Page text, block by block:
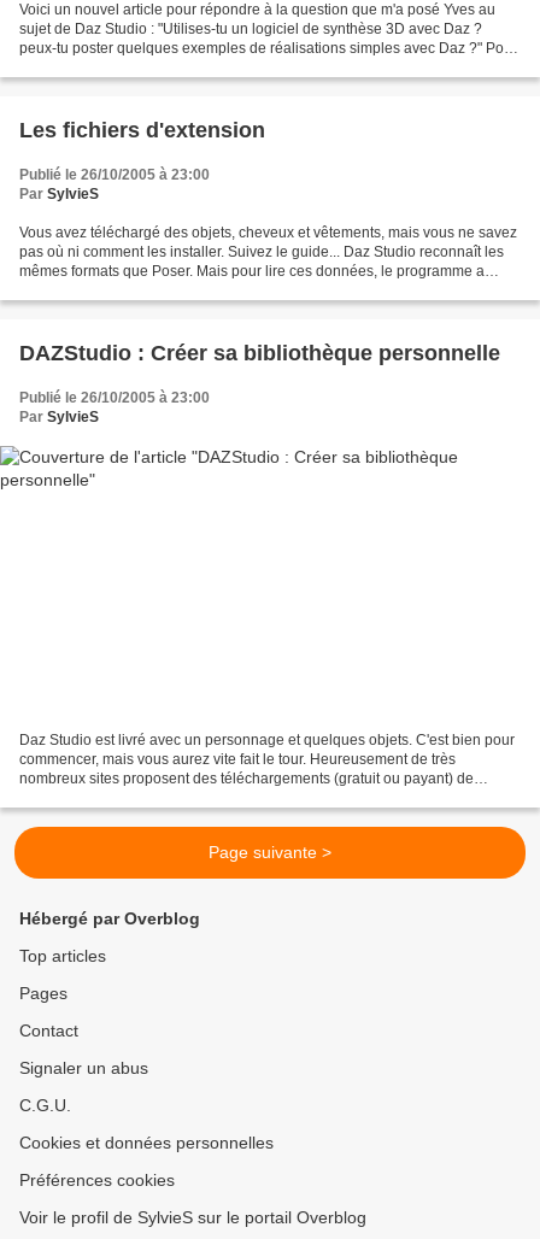
Voici un nouvel article pour répondre à la question que m'a posé Yves au
sujet de Daz Studio : "Utilises-tu un logiciel de synthèse 3D avec Daz ?
peux-tu poster quelques exemples de réalisations simples avec Daz ?" Pour
Les fichiers d'extension
Publié le 26/10/2005 à 23:00
Par SylvieS
Vous avez téléchargé des objets, cheveux et vêtements, mais vous ne savez
pas où ni comment les installer. Suivez le guide... Daz Studio reconnaît les
mêmes formats que Poser. Mais pour lire ces données, le programme a
DAZStudio : Créer sa bibliothèque personnelle
Publié le 26/10/2005 à 23:00
Par SylvieS
Daz Studio est livré avec un personnage et quelques objets. C'est bien pour
commencer, mais vous aurez vite fait le tour. Heureusement de très
nombreux sites proposent des téléchargements (gratuit ou payant) de
Page suivante >
Hébergé par Overblog
Top articles
Pages
Contact
Signaler un abus
C.G.U.
Cookies et données personnelles
Préférences cookies
Voir le profil de SylvieS sur le portail Overblog